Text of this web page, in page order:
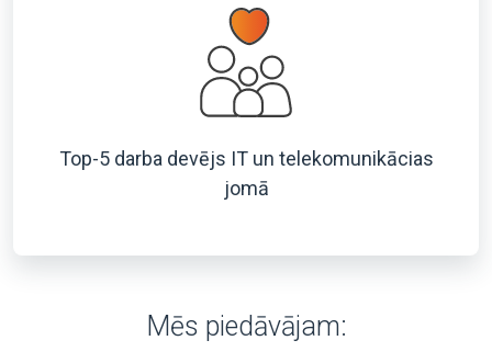
Top-5 darba devējs IT un telekomunikācias
jomā
Mēs piedāvājam: